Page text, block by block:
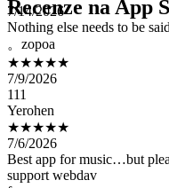
Recenze na App
。zopoa
★★★★★
7/9/2026
111
Yerohen
★★★★★
7/6/2026
Best app for music…but
support webdav
fryyuuy
★★★★★